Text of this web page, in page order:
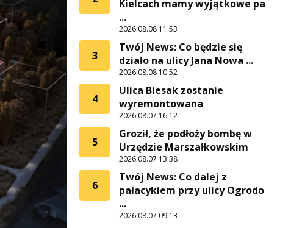
Kielcach mamy wyjątkowe pa
...
2026.08.08 11:53
3
Twój News: Co będzie się
działo na ulicy Jana Nowa ...
2026.08.08 10:52
4
Ulica Biesak zostanie
wyremontowana
2026.08.07 16:12
5
Groził, że podłoży bombę w
Urzędzie Marszałkowskim
2026.08.07 13:38
6
Twój News: Co dalej z
pałacykiem przy ulicy Ogrodo
...
2026.08.07 09:13